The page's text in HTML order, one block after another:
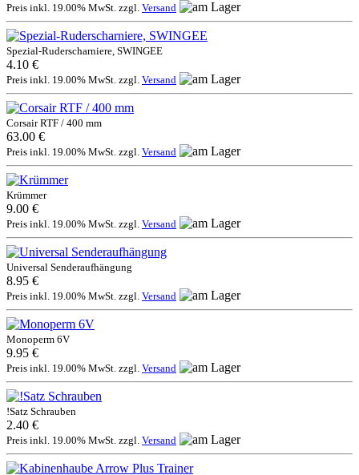
Preis inkl. 19.00% MwSt. zzgl. Versand
Spezial-Ruderscharniere, SWINGEE
4.10 €
Preis inkl. 19.00% MwSt. zzgl. Versand
Corsair RTF / 400 mm
63.00 €
Preis inkl. 19.00% MwSt. zzgl. Versand
Krümmer
9.00 €
Preis inkl. 19.00% MwSt. zzgl. Versand
Universal Senderaufhängung
8.95 €
Preis inkl. 19.00% MwSt. zzgl. Versand
Monoperm 6V
9.95 €
Preis inkl. 19.00% MwSt. zzgl. Versand
!Satz Schrauben
2.40 €
Preis inkl. 19.00% MwSt. zzgl. Versand